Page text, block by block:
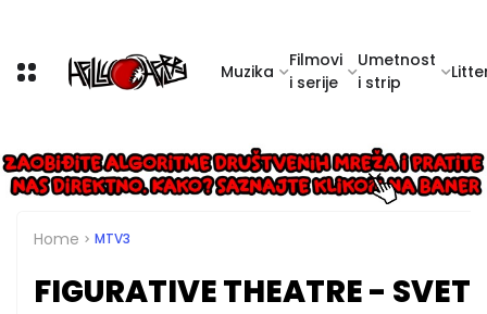
Muzika
Filmovi
i serije
Umetnost
i strip
Home MTV3
FIGURATIVE THEATRE - SVET